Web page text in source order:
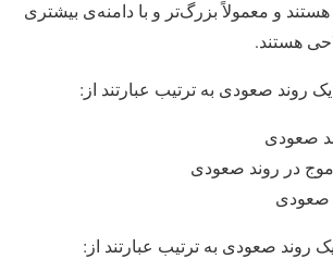
و معمولاً بزرگ‌تر و با دامنه‌ی بیشتری
هستند.
روند صعودی به ترتیب عبارتند از:
روند صعودی به ترتیب عبارتند از: